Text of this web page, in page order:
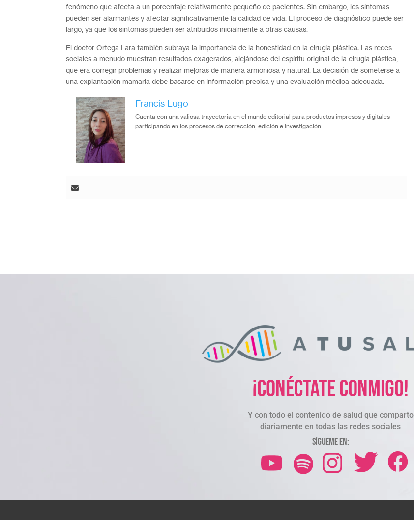
fenómeno que afecta a un porcentaje relativamente pequeño de pacientes. Sin embargo, los síntomas
pueden ser alarmantes y afectar significativamente la calidad de vida. El proceso de diagnóstico puede ser
largo, ya que los síntomas pueden ser atribuidos inicialmente a otras causas.
El doctor Ortega Lara también subraya la importancia de la honestidad en la cirugía plástica. Las redes
sociales a menudo muestran resultados exagerados, alejándose del espíritu original de la cirugía plástica,
que era corregir problemas y realizar mejoras de manera armoniosa y natural. La decisión de someterse a
una explantación mamaria debe basarse en información precisa y una evaluación médica adecuada.
Francis Lugo
Cuenta con una valiosa trayectoria en el mundo editorial para productos impresos y digitales
participando en los procesos de corrección, edición e investigación.
¡Conéctate conmigo!
Y con todo el contenido de salud que comparto
diariamente en todas las redes sociales
Sígueme en: